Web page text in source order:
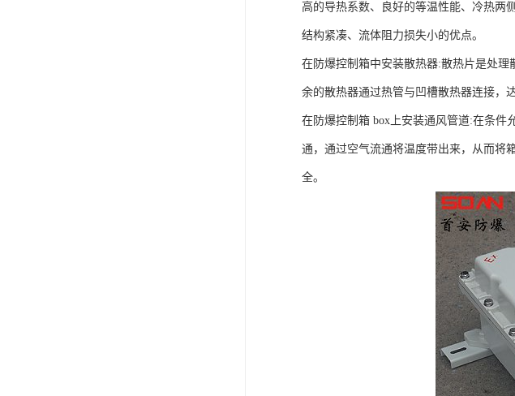
高的导热系数、良好的等温性能、冷热两
结构紧凑、流体阻力损失小的优点。
在防爆控制箱中安装散热器:散热片是处
余的散热器通过热管与凹槽散热器连接，
在防爆控制箱 box上安装通风管道:在条件
通，通过空气流通将温度带出来，从而将
全。